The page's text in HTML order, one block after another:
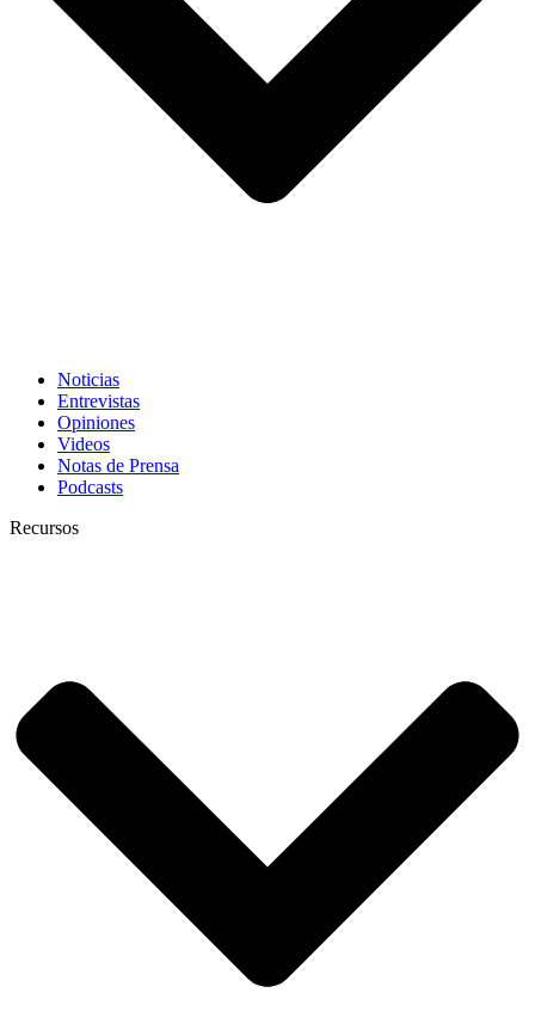
Noticias
Entrevistas
Opiniones
Videos
Notas de Prensa
Podcasts
Recursos